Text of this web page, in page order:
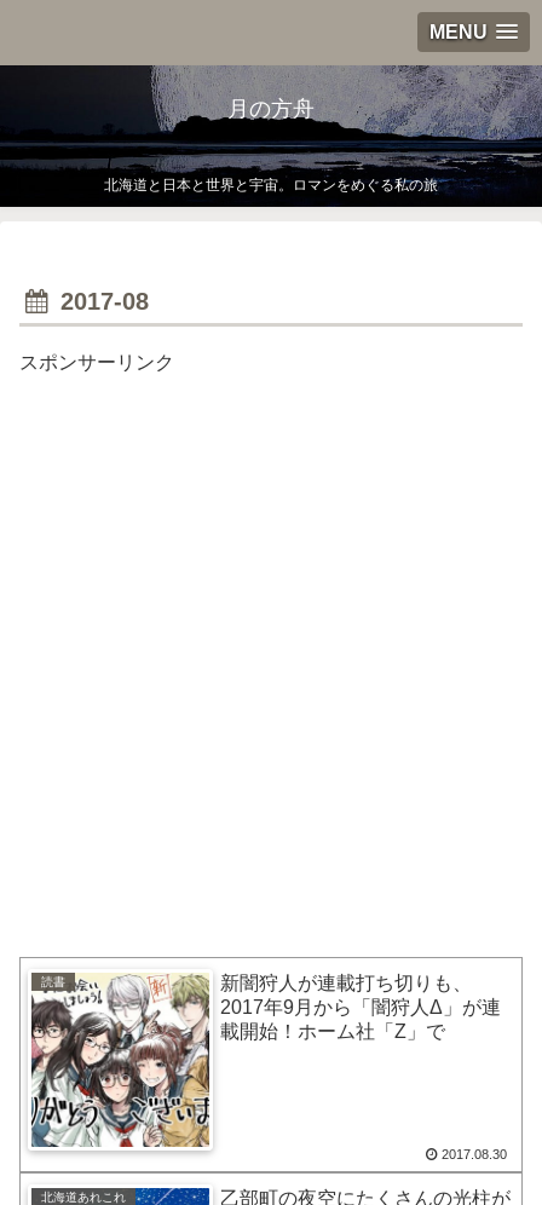
MENU
月の方舟
北海道と日本と世界と宇宙。ロマンをめぐる私の旅
2017-08
スポンサーリンク
読書
新闇狩人が連載打ち切りも、
2017年9月から「闇狩人Δ」が連
載開始！ホーム社「Z」で
2017.08.30
北海道あれこれ
乙部町の夜空にたくさんの光柱が